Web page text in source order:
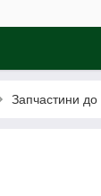
Запчастини до